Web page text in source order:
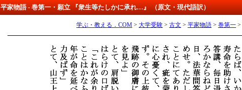
平家物語 - 巻第一・願立 『衆生等たしかに承れ…』 （原文・現代語訳）
学ぶ・教える．COM > 大学受験 > 古文 > 平家物語 > 巻第一 >